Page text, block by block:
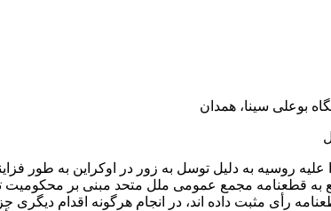
بوعلی سینا، همدان
علیه روسیه به دلیل توسل به زور در اوکراین به طور
به قطعنامه مجمع عمومی ملل متحد مبنی بر
رأی مثبت داده ‌اند، در انجام هرگونه اقدام دیگری